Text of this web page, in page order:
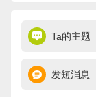
Ta的主题
发短消息